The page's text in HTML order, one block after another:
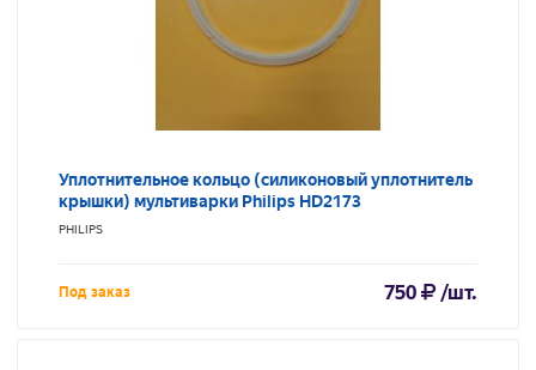
Уплотнительное кольцо (силиконовый уплотнитель
крышки) мультиварки Philips HD2173
PHILIPS
Под заказ 750 /шт.